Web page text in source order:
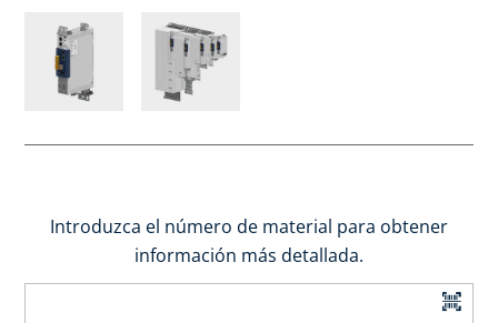
Introduzca el número de material para obtener
información más detallada.